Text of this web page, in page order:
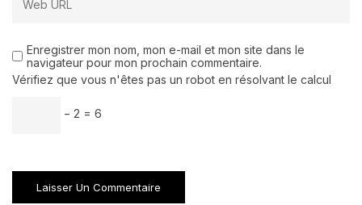
Enregistrer mon nom, mon e-mail et mon site dans le
navigateur pour mon prochain commentaire.
Vérifiez que vous n'êtes pas un robot en résolvant le calcul
− 2 = 6